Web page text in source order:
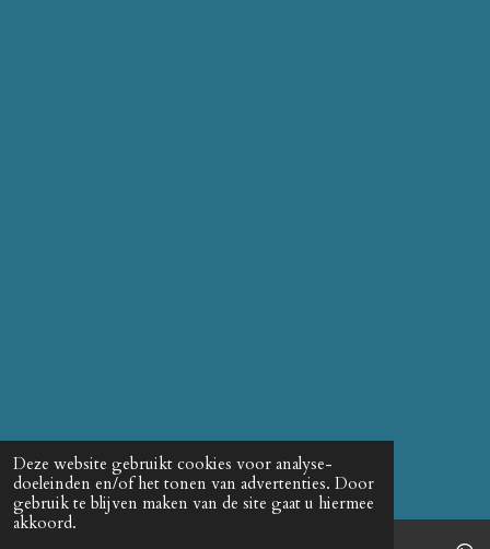
Deze website gebruikt cookies voor analyse-
doeleinden en/of het tonen van advertenties. Door
gebruik te blijven maken van de site gaat u hiermee
akkoord.